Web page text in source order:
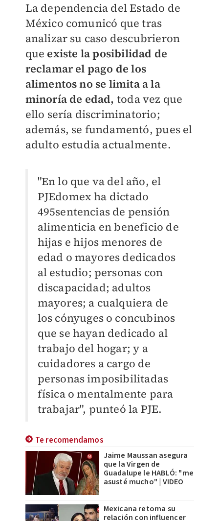
La dependencia del Estado de
México comunicó que tras
analizar su caso descubrieron
que existe laposibilidad de
reclamar el pago de los
alimentos no se limita a la
minoría de edad, toda vez que
ello sería discriminatorio;
además, se fundamentó, pues el
adulto estudia actualmente.
"En lo que va del año, el
PJEdomex ha dictado
495sentencias de pensión
alimenticia en beneficio de
hijas e hijos menores de
edad o mayores dedicados
al estudio; personas con
discapacidad; adultos
mayores; a cualquiera de
los cónyuges o concubinos
que se hayan dedicado al
trabajo del hogar; y a
cuidadores a cargo de
personas imposibilitadas
física o mentalmente para
trabajar", punteó la PJE.
Te recomendamos
Jaime Maussan asegura
que la Virgen de
Guadalupe le HABLÓ: "me
asusté mucho" | VIDEO
Mexicana retoma su
relación con influencer